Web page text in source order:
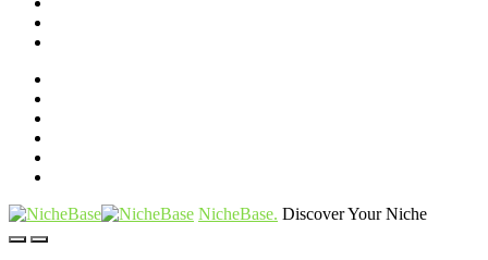
NicheBase. Discover Your Niche